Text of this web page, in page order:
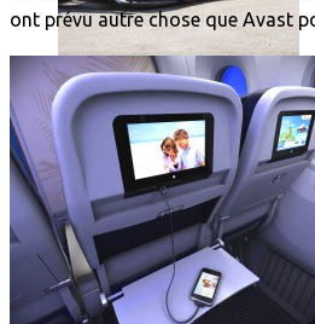
Boom, cet avion de ligne
ont prévu autre chose que Avast